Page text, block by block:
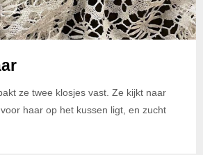
ze twee klosjes vast. Ze kijkt naar
haar op het kussen ligt, en zucht